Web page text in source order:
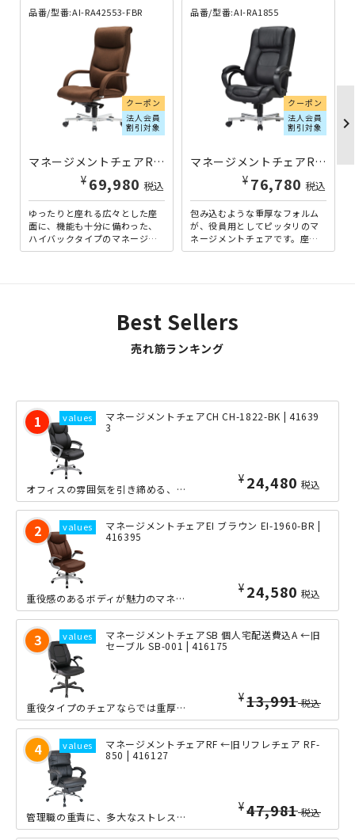
品番/型番:AI-RA42553-FBR
クーポン
法人会員
割引対象
マネージメントチェアRA ハイバック ブラウン/布張り AI-RA42553-FBR | 411198
¥ 69,980 税込
ゆったりと座れる広々とした座
面に、機能も十分に備わった、
ハイバックタイプのマネージメ
ントチェアです。背と座面後部
品番/型番:AI-RA1855
クーポン
法人会員
割引対象
マネージメントチェアRA 肘パット付き AI-RA1855 | 410269
¥ 76,780 税込
包み込むような重厚なフォルム
が、役員用としてピッタリのマ
ネージメントチェアです。座面
にはマットレスなどでよく使わ
chevron_right
Best Sellers
売れ筋ランキング
マネージメントチェアCH CH-1822-BK | 41639
3
¥ 24,480 税込
オフィスの雰囲気を引き締める、役員クラスのエグゼクティブチェアです。本革のような...
マネージメントチェアEI ブラウン EI-1960-BR |
416395
¥ 24,580 税込
重役感のあるボディが魅力のマネージメントチェアです。肘掛けまでもがクッションタイ...
マネージメントチェアSB 個人宅配送費込A ←旧
セーブル SB-001 | 416175
¥13,991税込
重役タイプのチェアならでは重厚感を保ちながら、驚きのコストパフォーマンスを実現し...
マネージメントチェアRF ←旧リフレチェア RF-
850 | 416127
¥47,981税込
管理職の重責に、多大なストレスは付きもの…。仕事に疲れた時には、脚を思いっきり伸...